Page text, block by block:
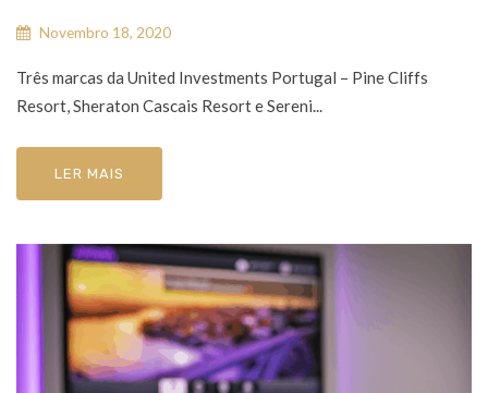
Novembro 18, 2020
Três marcas da United Investments Portugal – Pine Cliffs
Resort, Sheraton Cascais Resort e Sereni...
LER MAIS